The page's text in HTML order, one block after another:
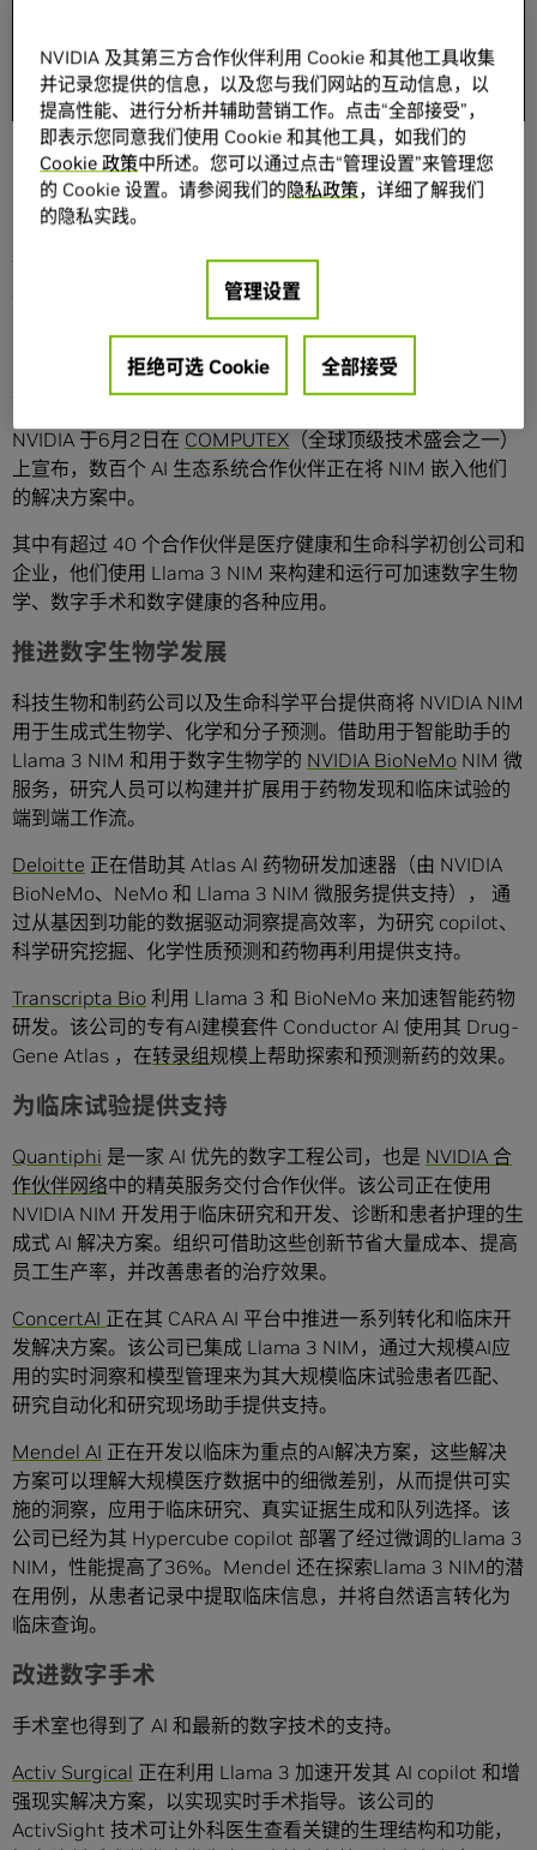
Meta Llama 3 是 Meta 公开提供的最先进的大语言模型，使
用 NVIDIA加速计算进行训练和优化。该模型为医疗健康和生
命科学工作流带来了显著改进，帮助交付旨在改善患者生活
的应用。
Llama 3 现已作为 NVIDIA NIM推理微服务在ai.nvidia.com
上提供下载。它使医疗健康开发者、研究人员和公司能够在
各种各样的应用中进行负责任的创新。该 NIM 带有一个标准
应用程序编程接口，可以在任何地方部署。
对于手术规划、数字助理、药物研发和临床试验优化等广泛
的用例，开发者可以使用 Llama 3为 copilot、聊天机器人等
轻松部署经过优化的生成式 AI模型。
NVIDIA 于6月2日在 COMPUTEX （全球顶级技术盛会之一）
上宣布，数百个 AI 生态系统合作伙伴正在将 NIM 嵌入他们
的解决方案中。
其中有超过 40 个合作伙伴是医疗健康和生命科学初创公司和
企业，他们使用 Llama 3 NIM 来构建和运行可加速数字生物
学、数字手术和数字健康的各种应用。
推进数字生物学发展
科技生物和制药公司以及生命科学平台提供商将 NVIDIA NIM
用于生成式生物学、化学和分子预测。借助用于智能助手的
Llama 3 NIM 和用于数字生物学的 NVIDIA BioNeMo NIM 微
服务，研究人员可以构建并扩展用于药物发现和临床试验的
端到端工作流。
Deloitte 正在借助其 Atlas AI 药物研发加速器（由 NVIDIA
BioNeMo、NeMo 和 Llama 3 NIM 微服务提供支持）， 通
过从基因到功能的数据驱动洞察提高效率，为研究 copilot、
科学研究挖掘、化学性质预测和药物再利用提供支持。
Transcripta Bio 利用 Llama 3 和 BioNeMo 来加速智能药物
研发。该公司的专有AI建模套件 Conductor AI 使用其 Drug-
Gene Atlas ，在转录组规模上帮助探索和预测新药的效果。
为临床试验提供支持
Quantiphi 是一家 AI 优先的数字工程公司，也是 NVIDIA 合
作伙伴网络中的精英服务交付合作伙伴。该公司正在使用
NVIDIA NIM 开发用于临床研究和开发、诊断和患者护理的生
成式 AI 解决方案。组织可借助这些创新节省大量成本、提高
员工生产率，并改善患者的治疗效果。
ConcertAI 正在其 CARA AI 平台中推进一系列转化和临床开
发解决方案。该公司已集成 Llama 3 NIM，通过大规模AI应
用的实时洞察和模型管理来为其大规模临床试验患者匹配、
研究自动化和研究现场助手提供支持。
Mendel AI 正在开发以临床为重点的AI解决方案，这些解决
方案可以理解大规模医疗数据中的细微差别，从而提供可实
施的洞察，应用于临床研究、真实证据生成和队列选择。该
公司已经为其 Hypercube copilot 部署了经过微调的Llama 3
NIM，性能提高了36%。Mendel 还在探索Llama 3 NIM的潜
在用例，从患者记录中提取临床信息，并将自然语言转化为
临床查询。
改进数字手术
手术室也得到了 AI 和最新的数字技术的支持。
Activ Surgical 正在利用 Llama 3 加速开发其 AI copilot 和增
强现实解决方案，以实现实时手术指导。该公司的
ActivSight 技术可让外科医生查看关键的生理结构和功能，
NVIDIA 及其第三方合作伙伴利用 Cookie 和其他工具收集
并记录您提供的信息，以及您与我们网站的互动信息，以
提高性能、进行分析并辅助营销工作。点击“全部接受”，
即表示您同意我们使用 Cookie 和其他工具，如我们的
Cookie 政策中所述。您可以通过点击“管理设置”来管理您
的 Cookie 设置。请参阅我们的隐私政策，详细了解我们
的隐私实践。
管理设置
拒绝可选 Cookie 全部接受